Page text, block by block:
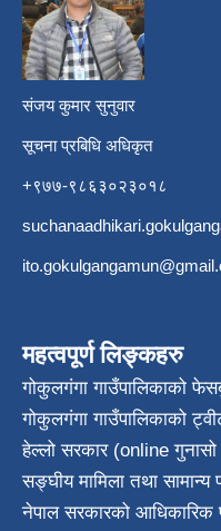
संजय कुमार सुनुवार
सूचना प्रबिधि अधिकृत
+९७७-९८६३०२३०१८
महत्वपूर्ण लिङ्कहरु
गोकुलगंगा गाउँपालिकाको
गोकुलगंगा गाउँपालिकाको
हेल्लो सरकार (online गुनासो
सङ्घीय मामिला तथा
नेपाल सरकारको आधिकारिक